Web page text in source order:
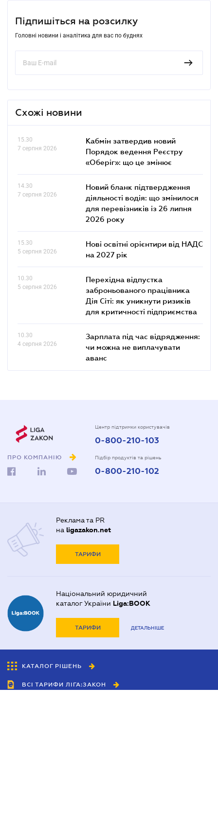
Підпишіться на розсилку
Головні новини і аналітика для вас по буднях
Схожі новини
15.30
7 серпня 2026
Кабмін затвердив новий
Порядок ведення Реєстру
«Оберіг»: що це змінює
14.30
7 серпня 2026
Новий бланк підтвердження
діяльності водія: що змінилося
для перевізників із 26 липня
2026 року
15.30
5 серпня 2026
Нові освітні орієнтири від НАДС
на 2027 рік
10.30
5 серпня 2026
Перехідна відпустка
заброньованого працівника
Дія Сіті: як уникнути ризиків
для критичності підприємства
10.30
4 серпня 2026
Зарплата під час відрядження:
чи можна не виплачувати
аванс
ПРО КОМПАНІЮ
Центр підтримки користувачів
0-800-210-103
Підбір продуктів та рішень
0-800-210-102
Реклама та PR
на ligazakon.net
ТАРИФИ
Національний юридичний
каталог України Liga:BOOK
ТАРИФИ ДЕТАЛЬНІШЕ
КАТАЛОГ РІШЕНЬ
ВСІ ТАРИФИ ЛІГА:ЗАКОН